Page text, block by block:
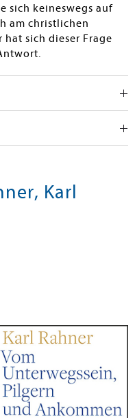
sich keineswegs auf
am christlichen
hat sich dieser Frage
Karl